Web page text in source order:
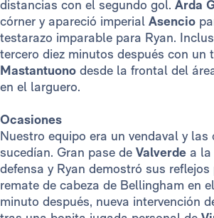
distancias con el segundo gol. Arda
córner y apareció imperial Asencio
testarazo imparable para Ryan.
tercero diez minutos después con un
Mastantuono desde la frontal del
en el larguero.
Ocasiones
Nuestro equipo era un vendaval y las
sucedían. Gran pase de Valverde a la
defensa y Ryan demostró sus
remate de cabeza de Bellingham en
minuto después, nueva intervención